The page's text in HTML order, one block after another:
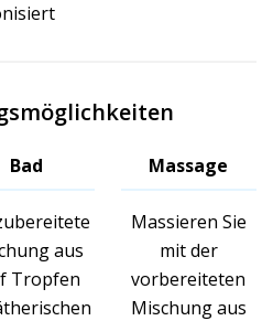
Bad
aus
Tropfen
Massage
Massieren Sie
mit der
vorbereiteten
Mischung aus